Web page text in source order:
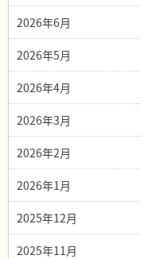
2026年6月
2026年5月
2026年4月
2026年3月
2026年2月
2026年1月
2025年12月
2025年11月